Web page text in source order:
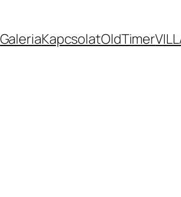
GaleriaKapcsolatOldTimer